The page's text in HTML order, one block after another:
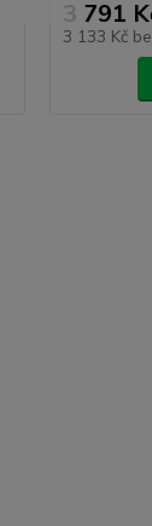
3 791
3 133 Kč